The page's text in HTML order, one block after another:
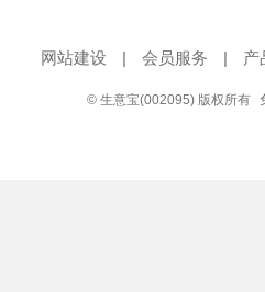
网站建设 | 会员服务 | 产
© 生意宝(002095) 版权所有